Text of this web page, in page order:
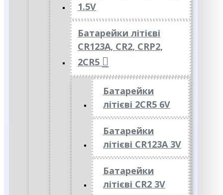
1.5V
Батарейки літієві
CR123A, CR2, CRP2,
2CR5
Батарейки
літієві 2CR5 6V
Батарейки
літієві CR123A 3V
Батарейки
літієві CR2 3V